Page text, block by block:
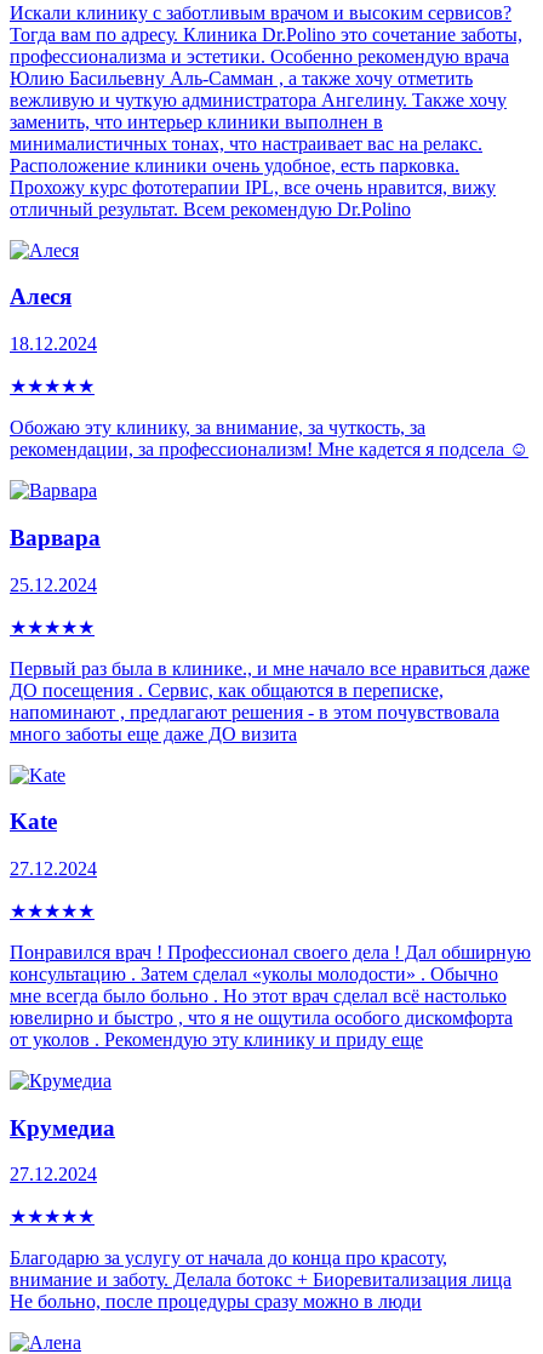
Искали клинику с заботливым врачом и высоким сервисов?
Тогда вам по адресу. Клиника Dr.Polino это сочетание заботы,
профессионализма и эстетики. Особенно рекомендую врача
Юлию Басильевну Аль-Самман , а также хочу отметить
вежливую и чуткую администратора Ангелину. Также хочу
заменить, что интерьер клиники выполнен в
минималистичных тонах, что настраивает вас на релакс.
Расположение клиники очень удобное, есть парковка.
Прохожу курс фототерапии IPL, все очень нравится, вижу
отличный результат. Всем рекомендую Dr.Polino
Алеся
18.12.2024
★★★★★
Обожаю эту клинику, за внимание, за чуткость, за
рекомендации, за профессионализм! Мне кадется я подсела ☺️
Варвара
25.12.2024
★★★★★
Первый раз была в клинике., и мне начало все нравиться даже
ДО посещения . Сервис, как общаются в переписке,
напоминают , предлагают решения - в этом почувствовала
много заботы еще даже ДО визита
Kate
27.12.2024
★★★★★
Понравился врач ! Профессионал своего дела ! Дал обширную
консультацию . Затем сделал «уколы молодости» . Обычно
мне всегда было больно . Но этот врач сделал всё настолько
ювелирно и быстро , что я не ощутила особого дискомфорта
от уколов . Рекомендую эту клинику и приду еще
Крумедиа
27.12.2024
★★★★★
Благодарю за услугу от начала до конца про красоту,
внимание и заботу. Делала ботокс + Биоревитализация лица
Не больно, после процедуры сразу можно в люди